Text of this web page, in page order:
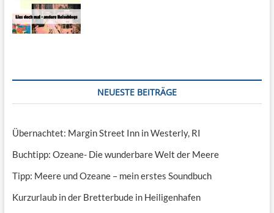
NEUESTE BEITRÄGE
Übernachtet: Margin Street Inn in Westerly, RI
Buchtipp: Ozeane- Die wunderbare Welt der Meere
Tipp: Meere und Ozeane – mein erstes Soundbuch
Kurzurlaub in der Bretterbude in Heiligenhafen